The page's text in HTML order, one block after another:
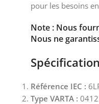
pour les besoins
Note : Nous
Nous ne
Référence IEC :
Type VARTA :